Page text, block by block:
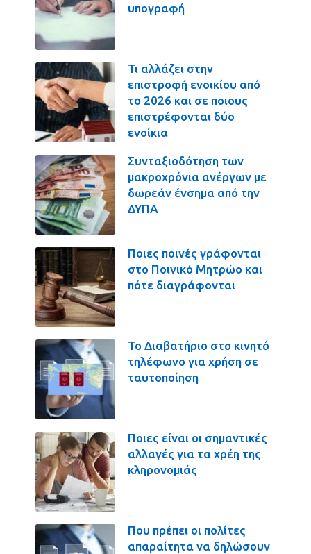
υπογραφή
Τι αλλάζει στην
επιστροφή ενοικίου από
το 2026 και σε ποιους
επιστρέφονται δύο
ενοίκια
Συνταξιοδότηση των
μακροχρόνια ανέργων με
δωρεάν ένσημα από την
ΔΥΠΑ
Ποιες ποινές γράφονται
στο Ποινικό Μητρώο και
πότε διαγράφονται
Το Διαβατήριο στο κινητό
τηλέφωνο για χρήση σε
ταυτοποίηση
Ποιες είναι οι σημαντικές
αλλαγές για τα χρέη της
κληρονομιάς
Που πρέπει οι πολίτες
απαραίτητα να δηλώσουν